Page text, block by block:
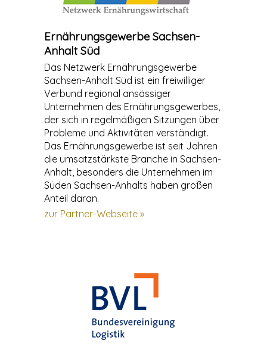
Ernährungsgewerbe Sachsen-
Anhalt Süd
Das Netzwerk Ernährungsgewerbe
Sachsen-Anhalt Süd ist ein freiwilliger
Verbund regional ansässiger
Unternehmen des Ernährungsgewerbes,
der sich in regelmäßigen Sitzungen über
Probleme und Aktivitäten verständigt.
Das Ernährungsgewerbe ist seit Jahren
die umsatzstärkste Branche in Sachsen-
Anhalt, besonders die Unternehmen im
Süden Sachsen-Anhalts haben großen
Anteil daran.
zur Partner-Webseite »